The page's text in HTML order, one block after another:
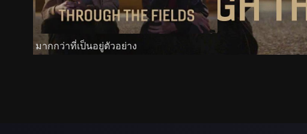
มากกว่าที่เป็นอยู่ตัวอย่าง